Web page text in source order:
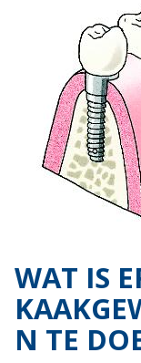
WAT IS
N TE